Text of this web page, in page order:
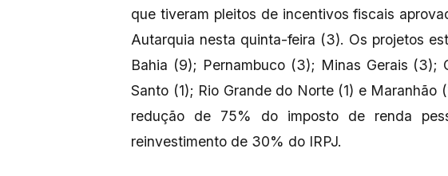
que tiveram pleitos de incentivos fiscais
Autarquia nesta quinta-feira (3). Os projetos
Bahia (9); Pernambuco (3); Minas Gerais (3);
Santo (1); Rio Grande do Norte (1) e Maranhão
redução de 75% do imposto de renda
reinvestimento de 30% do IRPJ.